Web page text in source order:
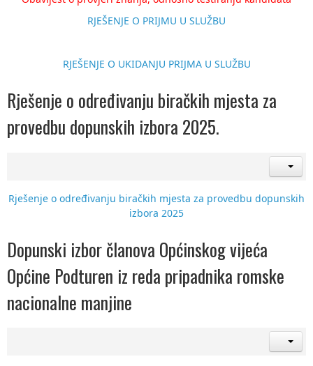
RJEŠENJE O PRIJMU U SLUŽBU
RJEŠENJE O UKIDANJU PRIJMA U SLUŽBU
Rješenje o određivanju biračkih mjesta za
provedbu dopunskih izbora 2025.
Rješenje o određivanju biračkih mjesta za provedbu dopunskih
izbora 2025
Dopunski izbor članova Općinskog vijeća
Općine Podturen iz reda pripadnika romske
nacionalne manjine